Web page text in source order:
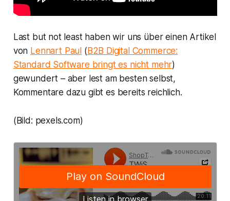
Last but not least haben wir uns über einen Artikel
von Lennart Paul (B2B Digital Commerce:
Standard Software bringt es nicht mehr)
gewundert – aber lest am besten selbst,
Kommentare dazu gibt es bereits reichlich.
(Bild: pexels.com)